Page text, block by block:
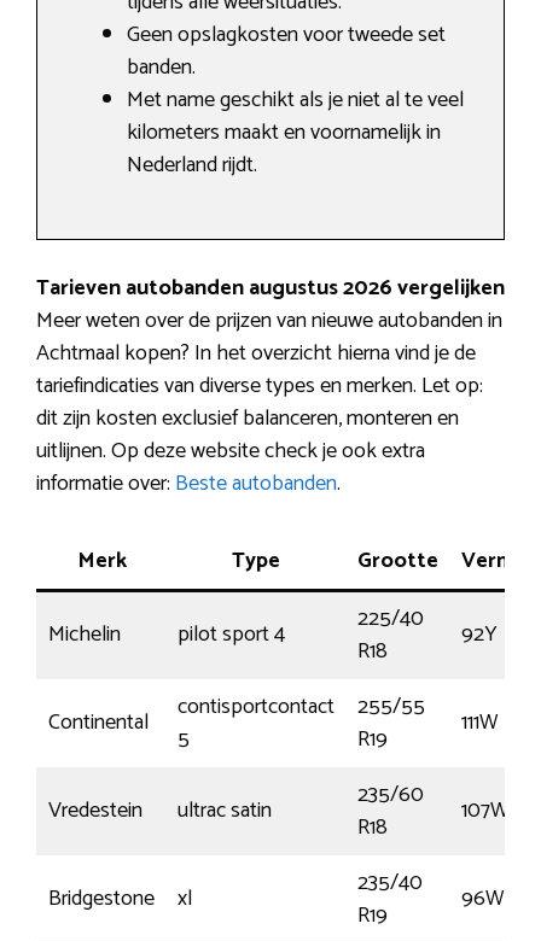
Geen opslagkosten voor tweede set
banden.
Met name geschikt als je niet al te veel
kilometers maakt en voornamelijk in
Nederland rijdt.
Tarieven autobanden augustus 2026 vergelijken
Meer weten over de prijzen van nieuwe autobanden in
Achtmaal kopen? In het overzicht hierna vind je de
tariefindicaties van diverse types en merken. Let op:
dit zijn kosten exclusief balanceren, monteren en
uitlijnen. Op deze website check je ook extra
informatie over: Beste autobanden.
Merk Type Grootte
Michelin pilot sport 4
225/40
R18
92Y
Continental
contisportcontact
5
255/55
R19
111W
Vredestein ultrac satin
235/60
R18
107W
Bridgestone xl
235/40
R19
96W